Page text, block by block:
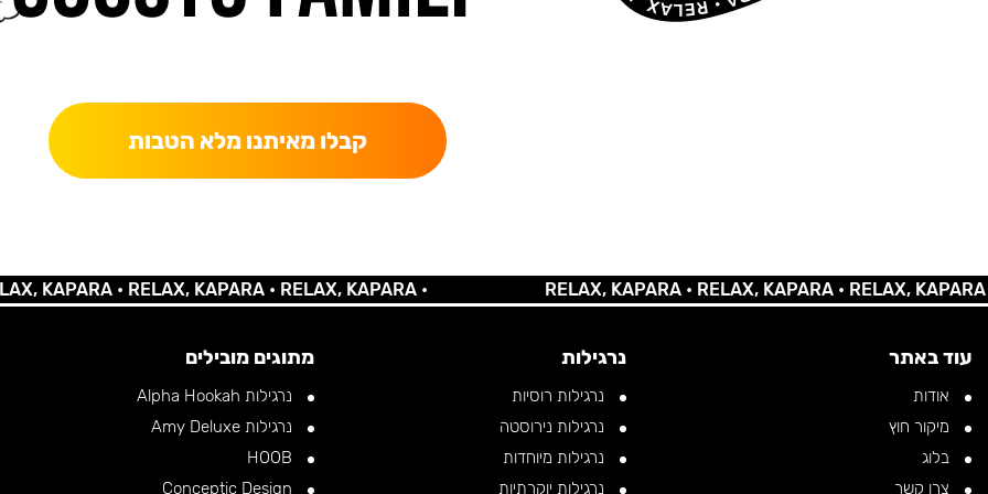
קבלו מאיתנו מלא הטבות
•RELAX, KAPARA •RELAX, KAPARA • RELAX, KAPARA •RELAX, KAPARA •RELAX, KAPARA •
עוד באתר
אודות
מיקור חוץ
בלוג
צרו קשר
נרגילות
נרגילות רוסיות
נרגילות נירוסטה
נרגילות מיוחדות
נרגילות יוקרתיות
מתוגים מובילים
נרגילות Alpha Hookah
נרגילות Amy Deluxe